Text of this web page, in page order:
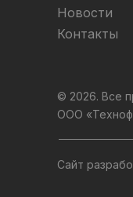
Новости
Контакты
© 2026. Все
ООО
Сайт